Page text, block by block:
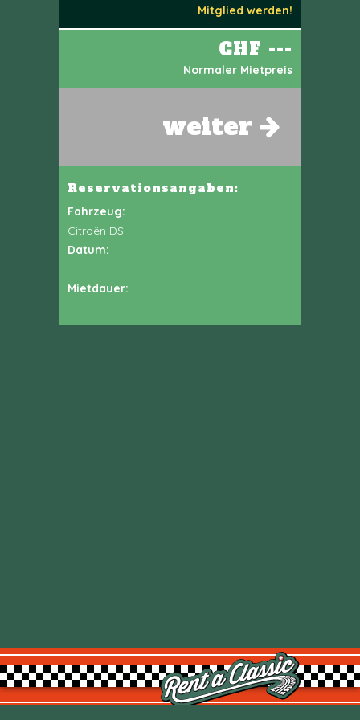
Mitglied werden!
CHF ---
Normaler Mietpreis
weiter
Reservationsangaben:
Fahrzeug:
Citroën DS
Datum:
Mietdauer: